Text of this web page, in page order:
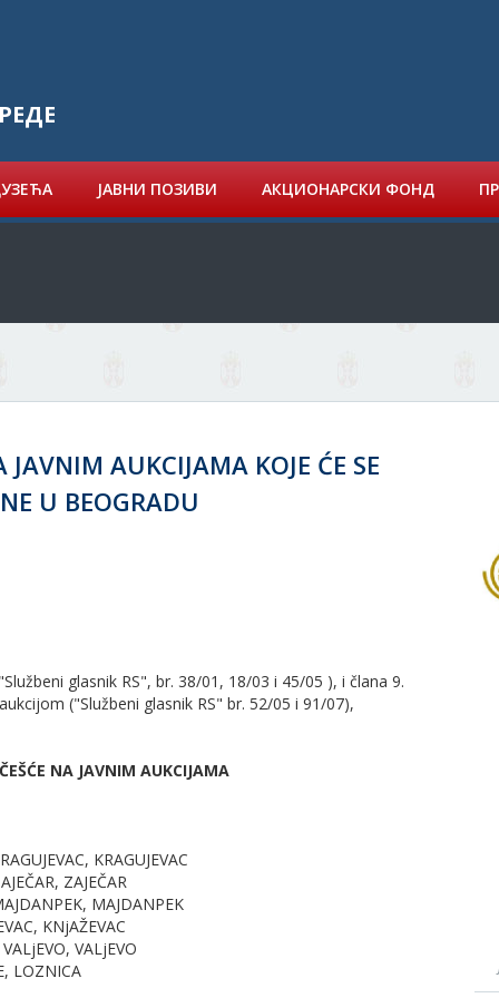
ЈАВНИ ПОЗИВИ АКЦИОНАРСКИ ФОНД
AUKCIJAMA KOJE ĆE SE
U BEOGRADU
glasnik RS", br. 38/01, 18/03 i 45/05 ), i člana 9.
("Službeni glasnik RS" br. 52/05 i 91/07),
NA JAVNIM AUKCIJAMA
KRAGUJEVAC
ZAJEČAR
MAJDANPEK
KNjAŽEVAC
VALjEVO
LOZNICA